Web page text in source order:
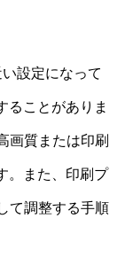
設定になって
ることがありま
画質または印刷
。また、印刷プ
て調整する手順